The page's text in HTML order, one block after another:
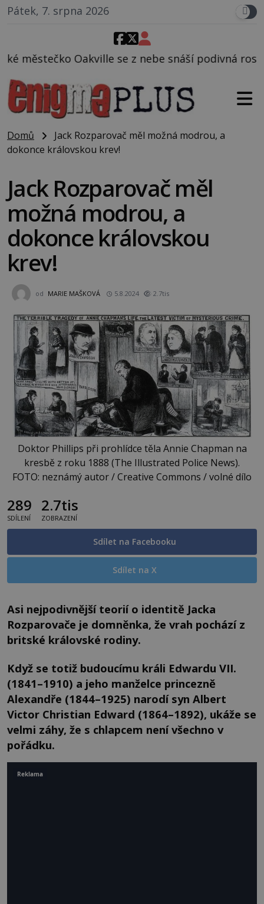
Pátek, 7. srpna 2026
se z nebe snáší podivná rosolovitá látka
Domů
Jack Rozparovač měl možná modrou, a
dokonce královskou krev!
Jack Rozparovač měl
možná modrou, a
dokonce královskou
krev!
od MARIE MAŠKOVÁ 5.8.2024 2.7tis
Doktor Phillips při prohlídce těla Annie Chapman na
kresbě z roku 1888 (The Illustrated Police News).
FOTO: neznámý autor / Creative Commons / volné dílo
289
SDÍLENÍ
2.7tis
ZOBRAZENÍ
Sdílet na Facebooku
Sdílet na X
Asi nejpodivnější teorií o identitě Jacka
Rozparovače je domněnka, že vrah pochází z
britské královské rodiny.
Když se totiž budoucímu králi Edwardu VII.
(1841–1910) a jeho manželce princezně
Alexandře (1844–1925) narodí syn Albert
Victor Christian Edward (1864–1892), ukáže se
velmi záhy, že s chlapcem není všechno v
pořádku.
Reklama